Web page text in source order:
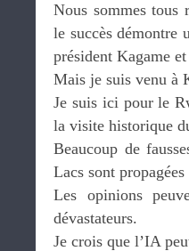
Nous sommes
le succès démontre
président Kagame
Mais je suis venu à
Je suis ici pour le
la visite historique
Beaucoup de
Lacs sont
Les opinions
dévastateurs.
Je crois que l’IA